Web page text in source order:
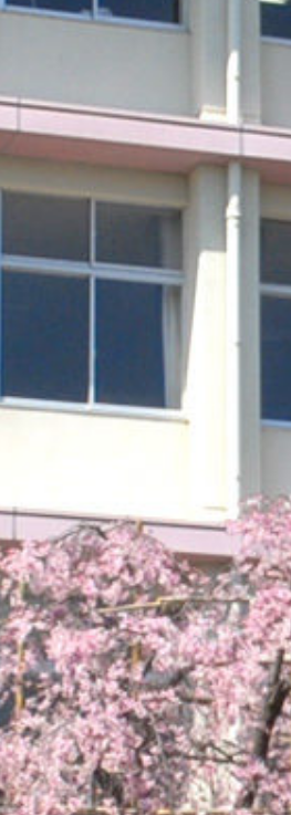
/home/